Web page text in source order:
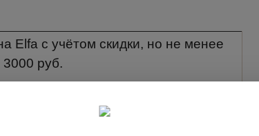
Elfa с учётом скидки, но не менее
3000 руб.
Clader Аристо/Практик БЕЗ учёта